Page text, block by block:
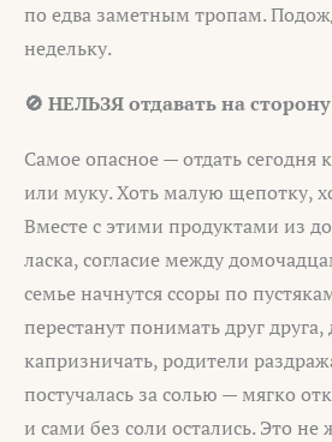
по едва заметным тропам.
недельку.
🚫 НЕЛЬЗЯ отдавать на
Самое опасное — отдать сегодня
или муку. Хоть малую щепотку,
Вместе с этими продуктами из
ласка, согласие между
семье начнутся ссоры по
перестанут понимать друг друга,
капризничать, родители
постучалась за солью — мягко
и сами без соли остались. Это не